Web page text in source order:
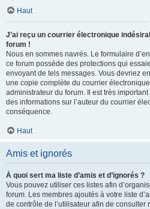
Haut
J’ai reçu un courrier électronique
forum !
Nous en sommes navrés. Le formulaire
ce forum possède des protections qui
envoyant de tels messages. Vous devriez
une copie complète du courrier
administrateur du forum. Il est très
des informations sur l’auteur du courrier
conséquence.
Haut
Amis et ignorés
À quoi sert ma liste d’amis et d’ignorés ?
Vous pouvez utiliser ces listes afin
forum. Les membres ajoutés à votre liste
de contrôle de l’utilisateur afin de